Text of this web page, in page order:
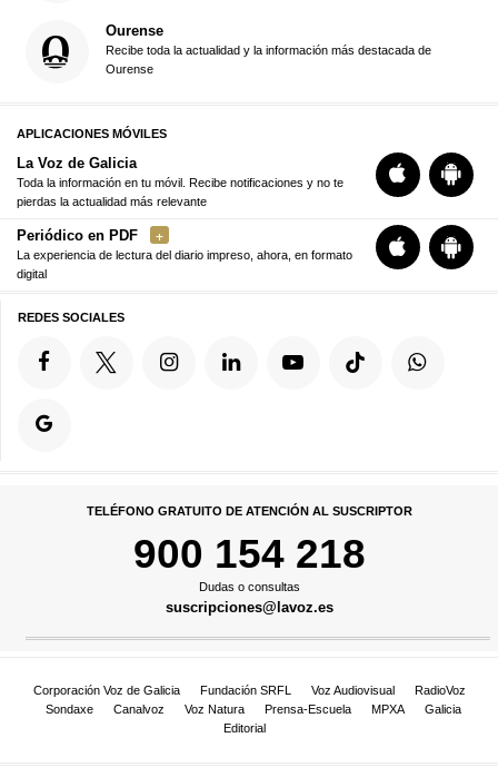
Ourense
Recibe toda la actualidad y la información más destacada de
Ourense
APLICACIONES MÓVILES
La Voz de Galicia
Toda la información en tu móvil. Recibe notificaciones y no te
pierdas la actualidad más relevante
Periódico en PDF
La experiencia de lectura del diario impreso, ahora, en formato
digital
REDES SOCIALES
TELÉFONO GRATUITO DE ATENCIÓN AL SUSCRIPTOR
900 154 218
Dudas o consultas
suscripciones@lavoz.es
Corporación Voz de Galicia Fundación SRFL Voz Audiovisual
RadioVoz
Sondaxe
Canalvoz Voz Natura Prensa-Escuela MPXA
Galicia
Editorial